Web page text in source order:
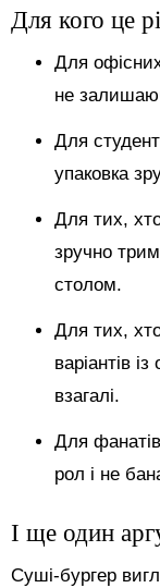
Для кого це
Для
не
Для
упаковка
Для тих,
зручно
столом.
Для тих,
варіантів
взагалі.
Для
рол і не
І ще один
Суші-бургер